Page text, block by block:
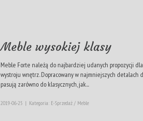
Meble wysokiej klasy
Meble Forte należą do najbardziej udanych propozycji
wystroju wnętrz. Dopracowany w najmniejszych detalach
pasują zarówno do klasycznych, jak...
2019-06-25 | Kategoria: E-Sprzedaż / Meble